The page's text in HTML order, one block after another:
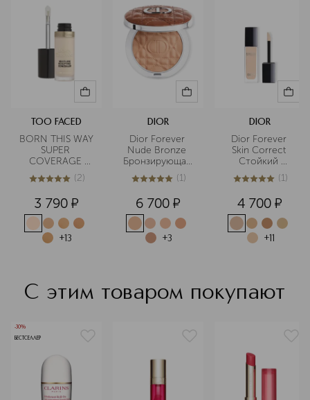
инновационных продуктов, многие
из которых являются культовыми в
бьюти-индустрии.
Подробнее
TOO FACED
BORN THIS WAY
SUPER
COVERAGE
MULTI-USE
CONCEALER
высокой
степенью
покрытия
5из 52 (2)
3 790 ¤
+13
DIOR
Dior Forever
Nude Bronze
Бронзирующая
стойкая пудра с
эффектом
5из 51 (1)
6 700 ¤
+3
DIOR
Dior Forever
Skin Correct
Стойкий
корректор для
лица
5из 51 (1)
4 700 ¤
+11
С этим товаром покупают
-30%
БЕСТСЕЛЛЕР